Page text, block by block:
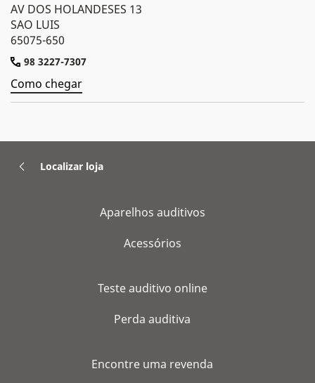
AV DOS HOLANDESES 13
SAO LUIS
65075-650
98 3227-7307
Como chegar
Localizar loja
Aparelhos auditivos
Acessórios
Teste auditivo online
Perda auditiva
Encontre uma revenda